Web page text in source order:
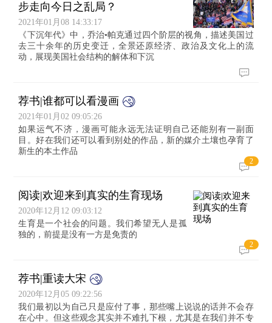
步走向今日之乱局？
2021年01月08 14:33:17
《下沉年代》中，乔治•帕克通过四个阶层的视角，描述美国过
去三十余年的历史变迁，全景还原经济、政治及文化上的流
动，展现美国社会结构的解体和下沉
荐书|谁都可以看漫画
2021年01月02 09:05:26
如果运气不济，漫画可能永远无法证明自己还能别有一副面
目。好在我们还可以看到别处的作品，新的媒介土壤也孕育了
新生的本土作品
2
阅读|欢迎来到真实的生育现场
2020年12月12 09:03:12
生育是一个社会的问题。我们希望无人是孤
独的，前提是没有一方是免责的
2
荐书|重读大宋
2020年12月05 09:22:56
我们最初以为自己只是应付了事，那些嘴上说说的话并不会存
在心中。但这些观念其实并不难扎下根，尤其是在我们并不专